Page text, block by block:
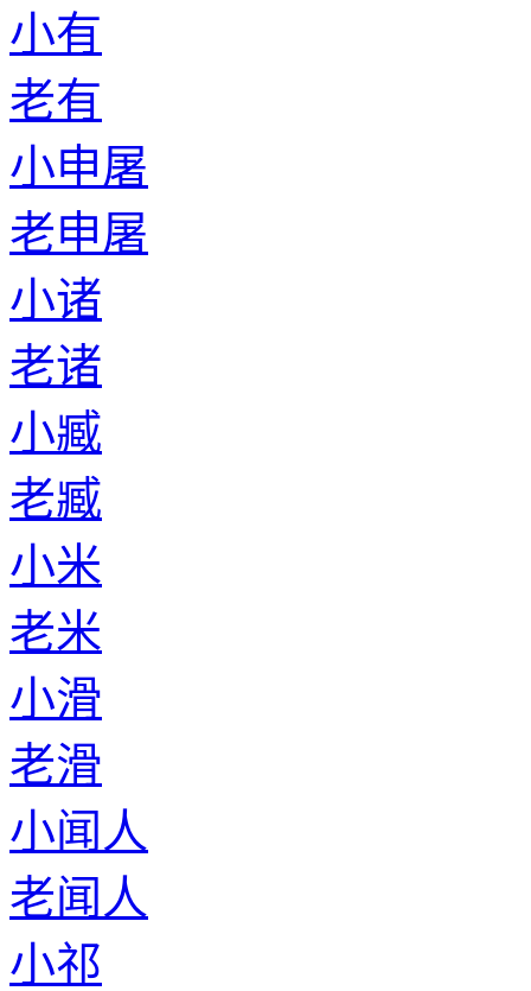
小有
老有
小申屠
老申屠
小诸
老诸
小臧
老臧
小米
老米
小滑
老滑
小闻人
老闻人
小祁